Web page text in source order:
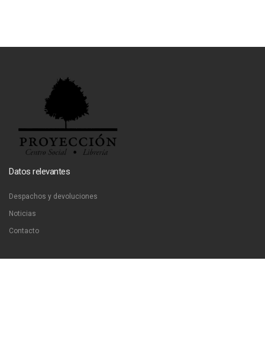
Datos relevantes
Despachos y devoluciones
Noticias
Contacto
Contáctanos